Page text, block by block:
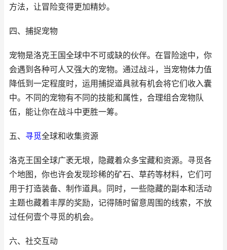
方法，让冒险变得更加精妙。
四、捕捉宠物
宠物是洛克王国全球中不可或缺的伙伴。在冒险途中，你
会遇到各种可人又强大的宠物。通过战斗，当宠物体力值
降低到一定程度时，运用捕捉道具就有机会将它们收入囊
中。不同的宠物有不同的技能和属性，合理组合宠物队
伍，能让你在战斗中更胜一筹。
五、 寻觅全球和收集资源
洛克王国全球广袤无垠，隐藏着众多宝藏和资源。寻觅各
个地图，你也许会发现珍稀的矿石、草药等材料，它们可
用于打造装备、制作道具。同时，一些隐藏的副本和活动
主题也藏着丰厚的奖励，记得随时留意周围的线索，不放
过任何壹个寻觅的机会。
六、社交互动